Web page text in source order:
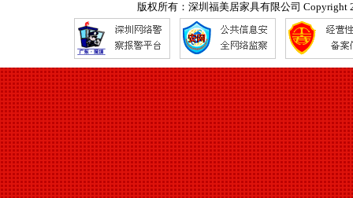
沙发换皮
版权所有：深圳福美居家具有限公司